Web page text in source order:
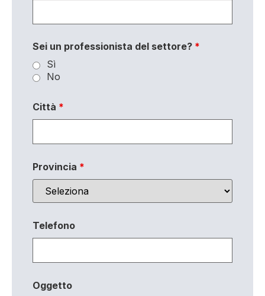
Sei un professionista del settore? *
Sì
No
Città *
Provincia *
Telefono
Oggetto